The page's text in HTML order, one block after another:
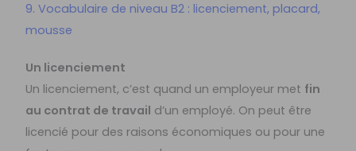
9. Vocabulaire de niveau B2 : licenciement, placard,
mousse
Un licenciement
Un licenciement, c’est quand un employeur met fin
au contrat de travail d’un employé. On peut être
licencié pour des raisons économiques ou pour une